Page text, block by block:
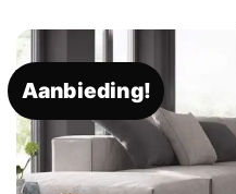
Aanbieding!